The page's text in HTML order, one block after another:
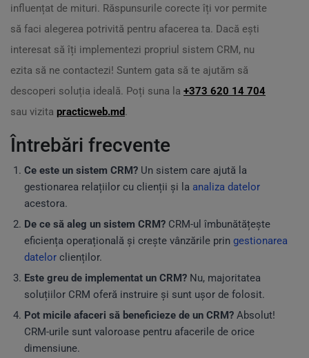
influențat de mituri. Răspunsurile corecte îți vor permite
să faci alegerea potrivită pentru afacerea ta. Dacă ești
interesat să îți implementezi propriul sistem CRM, nu
ezita să ne contactezi! Suntem gata să te ajutăm să
descoperi soluția ideală. Poți suna la +373 620 14 704
sau vizita practicweb.md.
Întrebări frecvente
Ce este un sistem CRM? Un sistem care ajută la
gestionarea relațiilor cu clienții și la analiza datelor
acestora.
De ce să aleg un sistem CRM? CRM-ul îmbunătățește
eficiența operațională și crește vânzările prin gestionarea
datelor clienților.
Este greu de implementat un CRM? Nu, majoritatea
soluțiilor CRM oferă instruire și sunt ușor de folosit.
Pot micile afaceri să beneficieze de un CRM? Absolut!
CRM-urile sunt valoroase pentru afacerile de orice
dimensiune.